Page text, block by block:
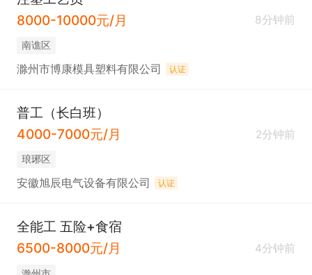
8000-10000元/月
8分钟前
南谯区
滁州市博康模具塑料有限公司 认证
普工（长白班）
4000-7000元/月
2分钟前
琅琊区
安徽旭辰电气设备有限公司 认证
全能工 五险+食宿
6500-8000元/月
4分钟前